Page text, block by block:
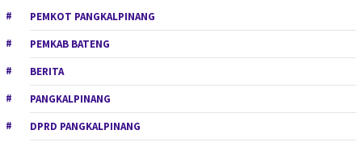
PEMKOT PANGKALPINANG
PEMKAB BATENG
BERITA
PANGKALPINANG
DPRD PANGKALPINANG